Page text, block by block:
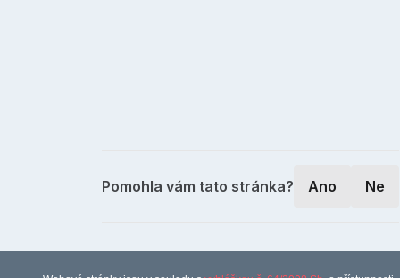
Pomohla vám tato stránka? Ano Ne